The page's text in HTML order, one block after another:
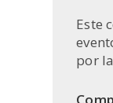
Este
por